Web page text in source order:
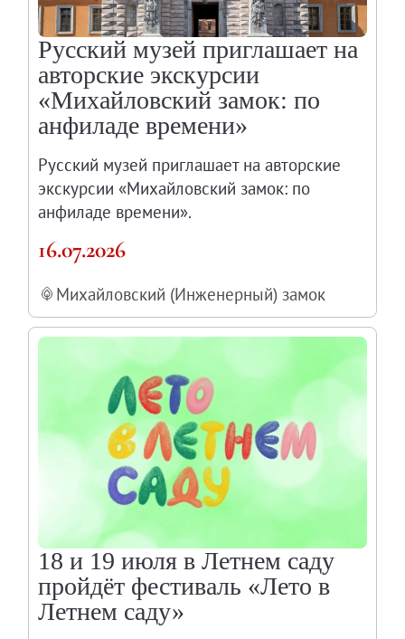
Русский музей приглашает на
авторские экскурсии
«Михайловский замок: по
анфиладе времени»
Русский музей приглашает на авторские
экскурсии «Михайловский замок: по
анфиладе времени».
16.07.2026
Михайловский (Инженерный) замок
18 и 19 июля в Летнем саду
пройдёт фестиваль «Лето в
Летнем саду»